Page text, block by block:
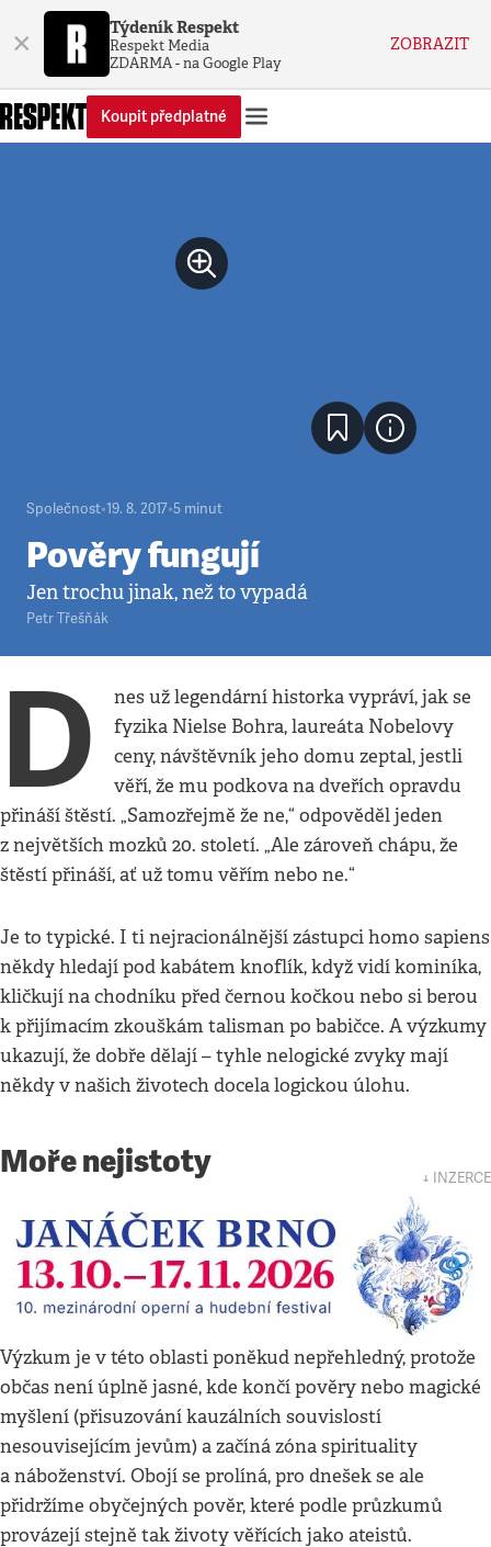
× Týdeník Respekt
Respekt Media
ZDARMA - na Google Play
ZOBRAZIT
Koupit předplatné
Společnost•19. 8. 2017•5 minut
Pověry fungují
Jen trochu jinak, než to vypadá
Petr Třešňák
D
nes už legendární historka vypráví, jak se
fyzika Nielse Bohra, laureáta Nobelovy
ceny, návštěvník jeho domu zeptal, jestli
věří, že mu podkova na dveřích opravdu
přináší štěstí. „Samozřejmě že ne,“ odpověděl jeden
z největších mozků 20. století. „Ale zároveň chápu, že
štěstí přináší, ať už tomu věřím nebo ne.“
Je to typické. I ti nejracionálnější zástupci homo sapiens
někdy hledají pod kabátem knoflík, když vidí kominíka,
kličkují na chodníku před černou kočkou nebo si berou
k přijímacím zkouškám talisman po babičce. A výzkumy
ukazují, že dobře dělají – tyhle nelogické zvyky mají
někdy v našich životech docela logickou úlohu.
Moře nejistoty ↓ INZERCE
Výzkum je v této oblasti poněkud nepřehledný, protože
občas není úplně jasné, kde končí pověry nebo magické
myšlení (přisuzování kauzálních souvislostí
nesouvisejícím jevům) a začíná zóna spirituality
a náboženství. Obojí se prolíná, pro dnešek se ale
přidržíme obyčejných pověr, které podle průzkumů
provázejí stejně tak životy věřících jako ateistů.